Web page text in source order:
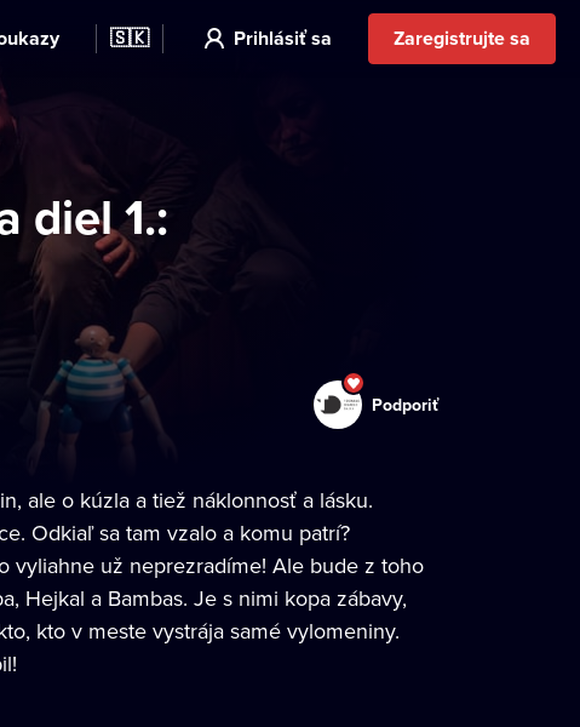
🇸🇰 Prihlásiť sa Zaregistrujte sa
diel 1.:
Podporiť
ale o kúzla a tiež náklonnosť a lásku.
Odkiaľ sa tam vzalo a komu patrí?
vyliahne už neprezradíme! Ale bude z toho
Hejkal a Bambas. Je s nimi kopa zábavy,
kto v meste vystrája samé vylomeniny.